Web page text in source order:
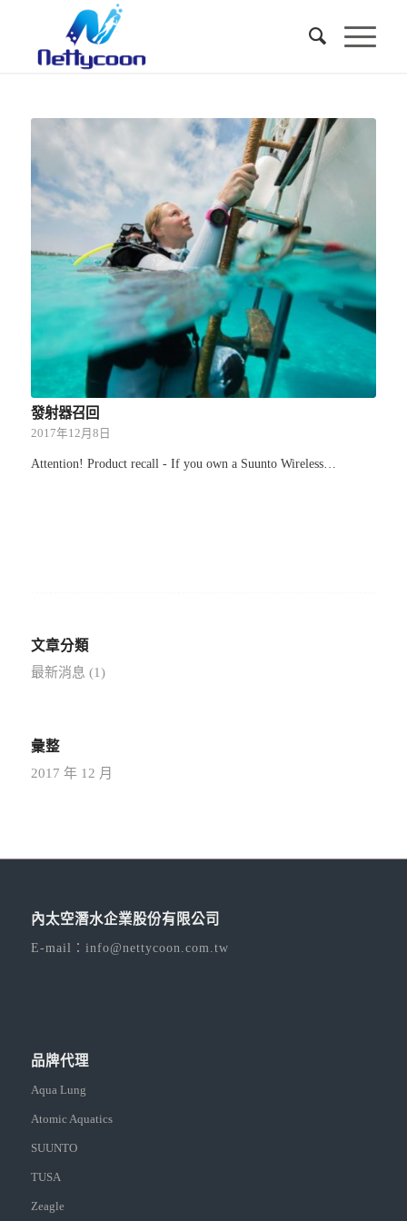
發射器召回
2017年12月8日
Attention! Product recall - If you own a Suunto Wireless…
文章分類
最新消息 (1)
彙整
2017 年 12 月
內太空潛水企業股份有限公司
E-mail： info@nettycoon.com.tw
品牌代理
Aqua Lung
Atomic Aquatics
SUUNTO
TUSA
Zeagle